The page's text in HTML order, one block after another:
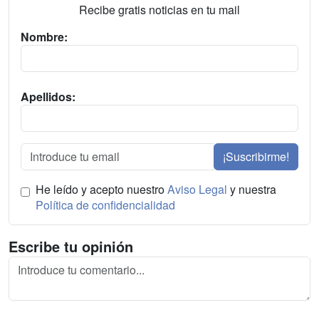
Recibe gratis noticias en tu mail
Nombre:
Apellidos:
¡Suscribirme!
He leído y acepto nuestroAviso Legal y nuestra
Política de confidencialidad
Escribe tu opinión